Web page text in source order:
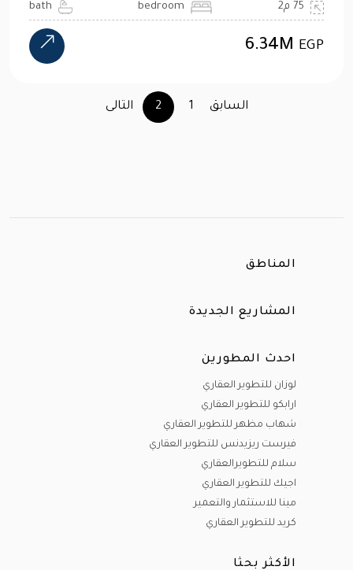
75 م2 bedroom
bath
6.34M EGP
السابق 1
2 التالى
المناطق
المشاريع الجديدة
احدث المطورين
لوزان للتطوير العقاري
ارابكو للتطوير العقاري
شهاب مظهر للتطوير العقاري
فيرست ريزيدنس للتطوير العقاري
سلام للتطويرالعقاري
اجيك للتطوير العقاري
مينا للاستثمار والتعمير
كريد للتطوير العقاري
الأكثر بحثا